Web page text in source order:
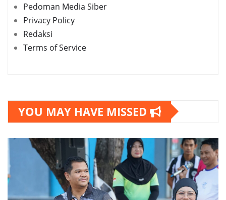
Pedoman Media Siber
Privacy Policy
Redaksi
Terms of Service
YOU MAY HAVE MISSED